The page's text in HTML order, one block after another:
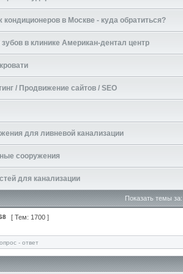
в Москве - куда обратиться?
зубов в клинике Американ-дентал центр
/ Продвижение сайтов / SEO
для ливневой канализации
сооружения
для канализации
Показать темы за:
[ Тем: 1700 ]
- ответ